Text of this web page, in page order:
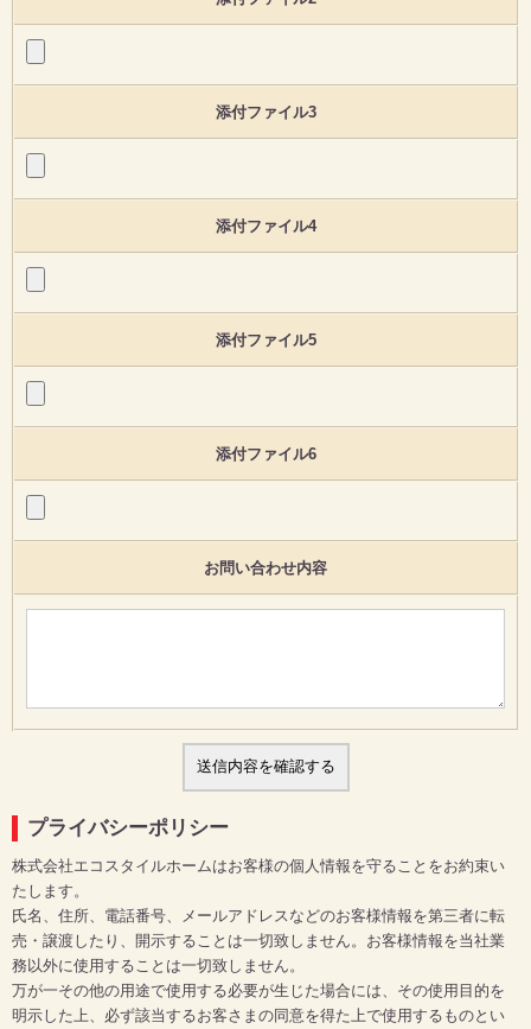
添付ファイル3
添付ファイル4
添付ファイル5
添付ファイル6
お問い合わせ内容
プライバシーポリシー
株式会社エコスタイルホームはお客様の個人情報を守ることをお約束い
たします。
氏名、住所、電話番号、メールアドレスなどのお客様情報を第三者に転
売・譲渡したり、開示することは一切致しません。お客様情報を当社業
務以外に使用することは一切致しません。
万が一その他の用途で使用する必要が生じた場合には、その使用目的を
明示した上、必ず該当するお客さまの同意を得た上で使用するものとい